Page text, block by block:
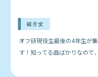
紹介文
オフ研現役生最後の4年生が
す！知ってる曲ばかりなので